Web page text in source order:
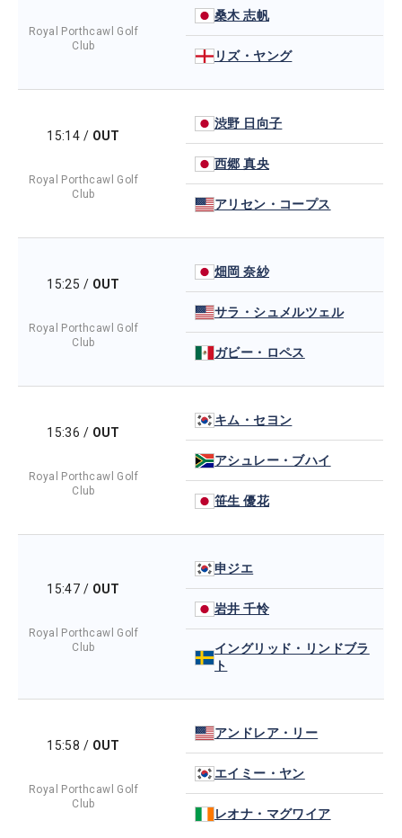
Royal Porthcawl Golf
Club
桑木 志帆
リズ・ヤング
15:14 / OUT
Royal Porthcawl Golf
Club
渋野 日向子
西郷 真央
アリセン・コープス
15:25 / OUT
Royal Porthcawl Golf
Club
畑岡 奈紗
サラ・シュメルツェル
ガビー・ロペス
15:36 / OUT
Royal Porthcawl Golf
Club
キム・セヨン
アシュレー・ブハイ
笹生 優花
15:47 / OUT
Royal Porthcawl Golf
Club
申ジエ
岩井 千怜
イングリッド・リンドブラ
ト
15:58 / OUT
Royal Porthcawl Golf
Club
アンドレア・リー
エイミー・ヤン
レオナ・マグワイア